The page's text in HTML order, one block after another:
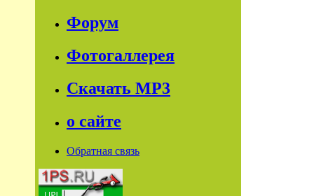
Форум
Фотогаллерея
Скачать МР3
о сайте
Обратная связь